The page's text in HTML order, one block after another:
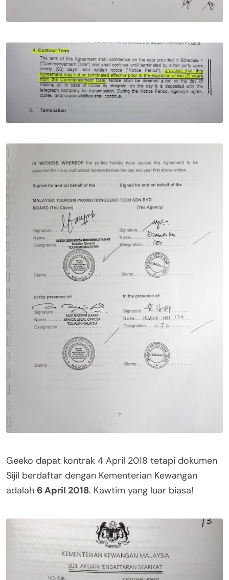
Geeko dapat kontrak 4 April 2018 tetapi dokumen
Sijil berdaftar dengan Kementerian Kewangan
adalah 6 April 2018. Kawtim yang luar biasa!